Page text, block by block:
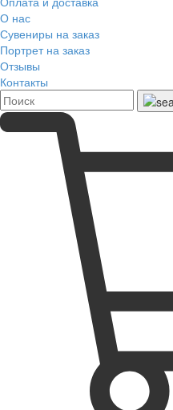
О нас
Сувениры на заказ
Портрет на заказ
Отзывы
Контакты